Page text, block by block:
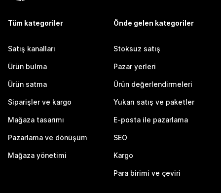
Tüm kategoriler
Satış kanalları
Ürün bulma
Ürün satma
Siparişler ve kargo
Mağaza tasarımı
Pazarlama ve dönüşüm
Mağaza yönetimi
Önde gelen kategoriler
Stoksuz satış
Pazar yerleri
Ürün değerlendirmeleri
Yukarı satış ve paketler
E-posta ile pazarlama
SEO
Kargo
Para birimi ve çeviri